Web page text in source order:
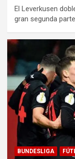
El Leverkusen
gran segunda
BUNDESLIGA